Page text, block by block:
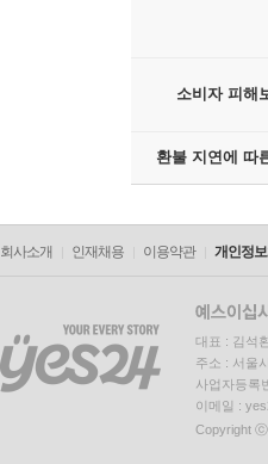
소비자 피해
환불 지연에 따
회사소개 인재채용 이용약관 개인정
대표 : 김석
주소 : 서울
사업자등록
이메일 :
Copyright ⓒ